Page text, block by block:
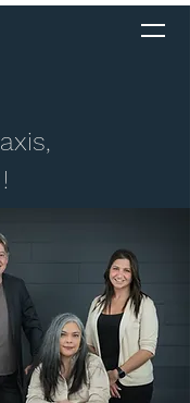
!